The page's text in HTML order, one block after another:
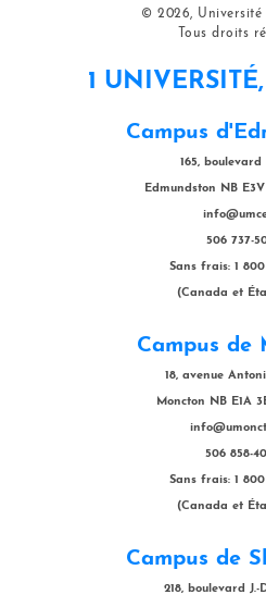
© 2026, Université
Tous droits
1
Campus
165,
Edmundston NB
506 737-
Sans frais: 1 800
(Canada et
Campus de
18, avenue
Moncton NB E1A
506 858-
Sans frais: 1 800
(Canada et
Campus de
218, boulevard J.-